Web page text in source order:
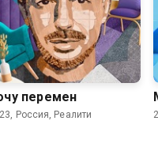
перемен
Россия, Реалити